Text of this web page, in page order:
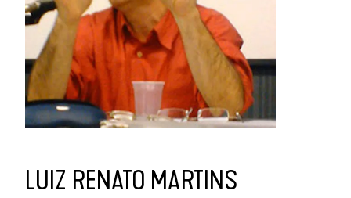
LUIZ RENATO MARTINS